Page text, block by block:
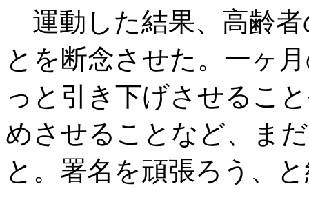
運動した結果、高齢
とを断念させた。一ヶ
っと引き下げさせるこ
めさせることなど、ま
と。署名を頑張ろう、